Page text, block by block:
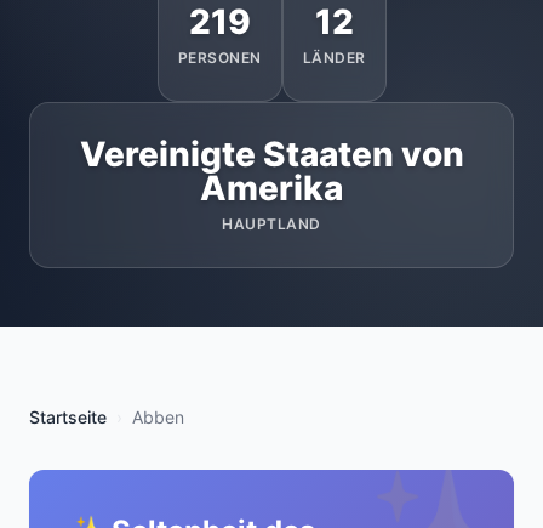
219
PERSONEN
12
LÄNDER
Vereinigte Staaten von
Amerika
HAUPTLAND
Startseite Abben